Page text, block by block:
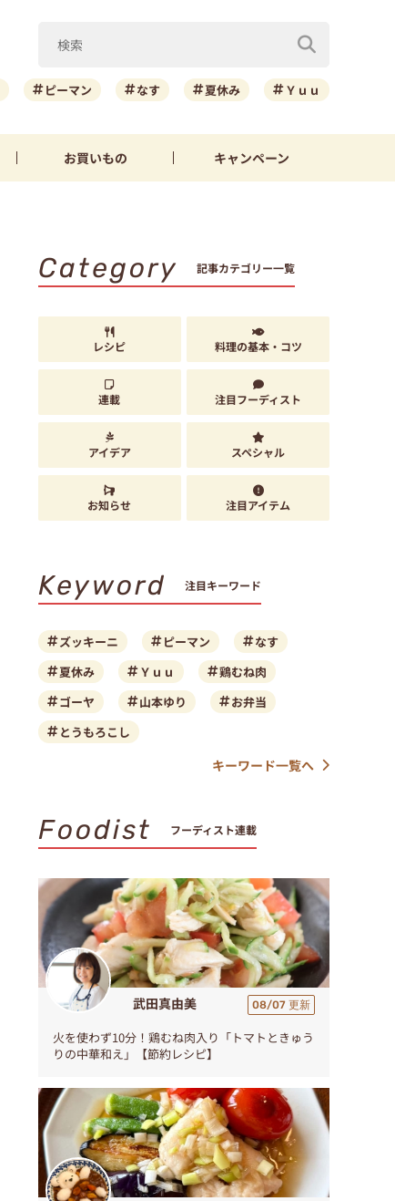
ピーマン なす 夏休み Ｙｕｕ
お買いもの キャンペーン
Category 記事カテゴリー一覧
レシピ 料理の基本・コツ
連載 注目フーディスト
アイデア スペシャル
お知らせ 注目アイテム
Keyword 注目キーワード
ズッキーニ ピーマン
なす
夏休み
Ｙｕｕ
鶏むね肉
ゴーヤ
山本ゆり
お弁当
とうもろこし
キーワード一覧へ
Foodist フーディスト連載
武田真由美 08/07 更新
火を使わず10分！鶏むね肉入り「トマトときゅう
りの中華和え」【節約レシピ】